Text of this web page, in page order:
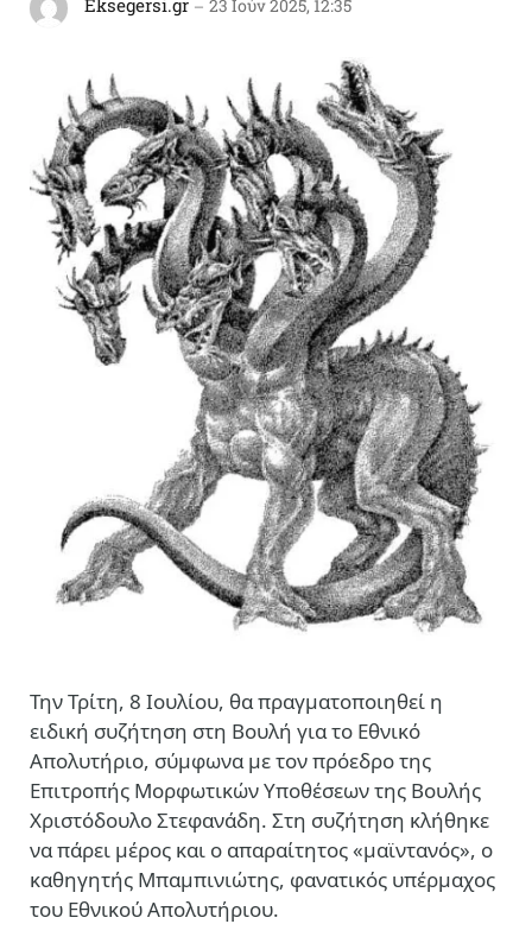
Eksegersi.gr 23 Ιούν 2025, 12:35
Την Τρίτη, 8 Ιουλίου, θα πραγματοποιηθεί η
ειδική συζήτηση στη Βουλή για το Εθνικό
Απολυτήριο, σύμφωνα με τον πρόεδρο της
Επιτροπής Μορφωτικών Υποθέσεων της Βουλής
Χριστόδουλο Στεφανάδη. Στη συζήτηση κλήθηκε
να πάρει μέρος και ο απαραίτητος «μαϊντανός», ο
καθηγητής Μπαμπινιώτης, φανατικός υπέρμαχος
του Εθνικού Απολυτήριου.